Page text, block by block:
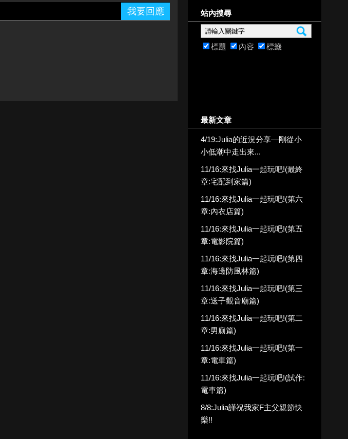
我要回應 站內搜尋
標題 內容 標籤
最新文章
4/19:Julia的近況分享—剛從小
小低潮中走出來...
11/16:來找Julia一起玩吧!(最終
章:宅配到家篇)
11/16:來找Julia一起玩吧!(第六
章:內衣店篇)
11/16:來找Julia一起玩吧!(第五
章:電影院篇)
11/16:來找Julia一起玩吧!(第四
章:海邊防風林篇)
11/16:來找Julia一起玩吧!(第三
章:送子觀音廟篇)
11/16:來找Julia一起玩吧!(第二
章:男廁篇)
11/16:來找Julia一起玩吧!(第一
章:電車篇)
11/16:來找Julia一起玩吧!(試作:
電車篇)
8/8:Julia謹祝我家F主父親節快
樂!!